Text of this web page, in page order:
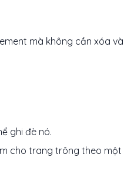
mà không cần xóa và
ghi đè nó.
cho trang trông theo một